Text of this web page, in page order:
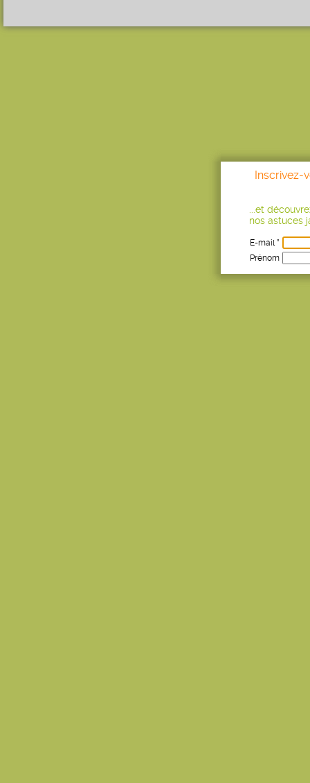
Inscrivez-
...et
nos astuces
E-mail *
Prénom
Age